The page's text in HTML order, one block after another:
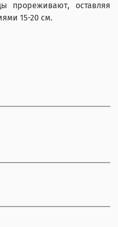
прореживают, оставляя
15-20 см.